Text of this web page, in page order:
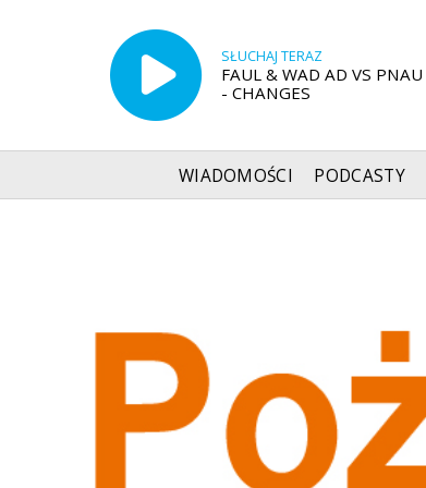
SŁUCHAJ TERAZ
FAUL & WAD AD VS PNAU
- CHANGES
WIADOMOŚCI PODCASTY